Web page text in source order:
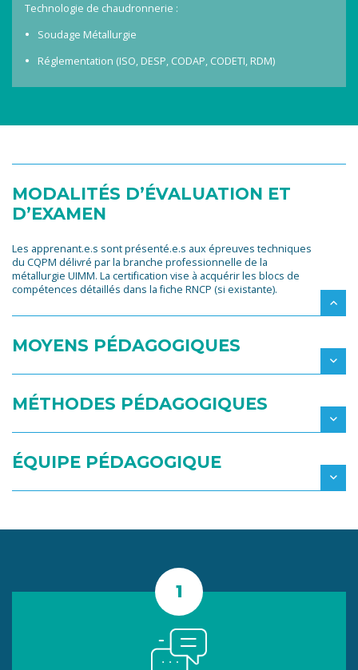
Technologie de chaudronnerie :
Soudage Métallurgie
Réglementation (ISO, DESP, CODAP, CODETI, RDM)
MODALITÉS D’ÉVALUATION ET
D’EXAMEN
Les apprenant.e.s sont présenté.e.s aux épreuves techniques
du CQPM délivré par la branche professionnelle de la
métallurgie UIMM. La certification vise à acquérir les blocs de
compétences détaillés dans la fiche RNCP (si existante).
MOYENS PÉDAGOGIQUES
MÉTHODES PÉDAGOGIQUES
ÉQUIPE PÉDAGOGIQUE